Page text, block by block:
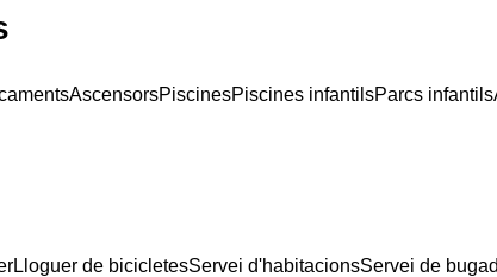
AscensorsPiscinesPiscines infantilsParcs infantils
Lloguer de bicicletesServei d'habitacionsServei de